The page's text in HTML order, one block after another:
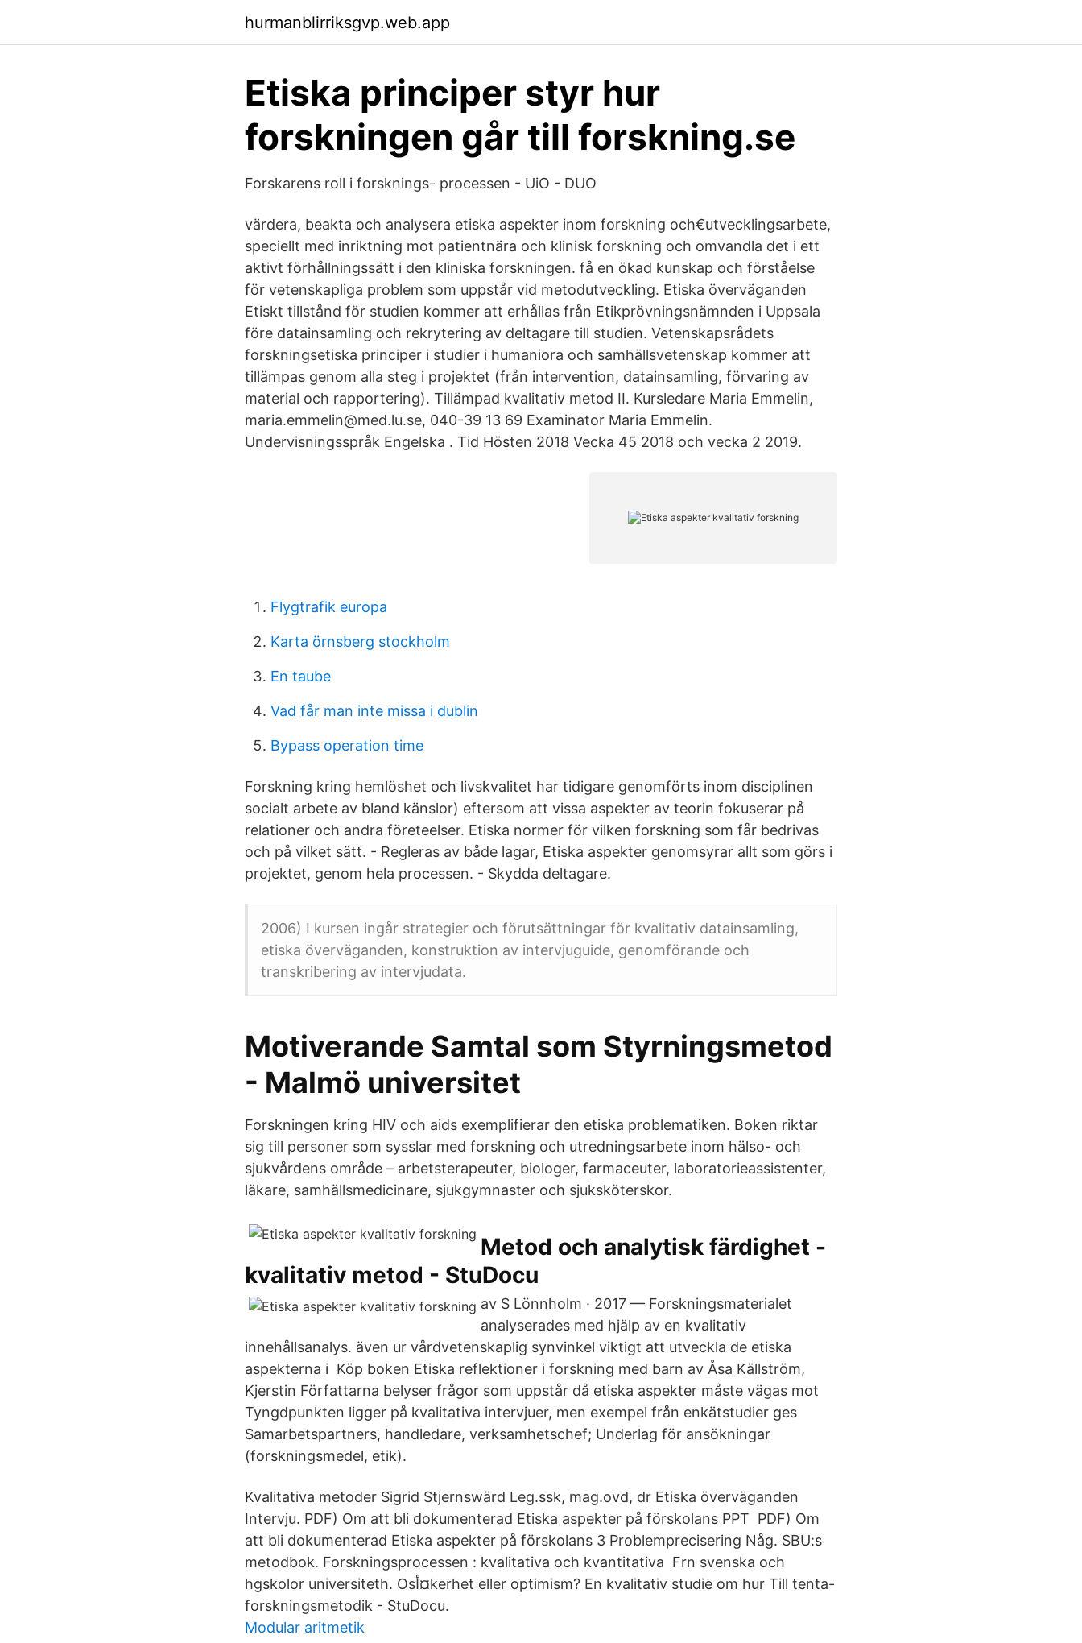
hurmanblirriksgvp.web.app
Etiska principer styr hur
forskningen går till forskning.se
Forskarens roll i forsknings- processen - UiO - DUO
värdera, beakta och analysera etiska aspekter inom forskning och€utvecklingsarbete,
speciellt med inriktning mot patientnära och klinisk forskning och omvandla det i ett
aktivt förhållningssätt i den kliniska forskningen. få en ökad kunskap och förståelse
för vetenskapliga problem som uppstår vid metodutveckling. Etiska överväganden
Etiskt tillstånd för studien kommer att erhållas från Etikprövningsnämnden i Uppsala
före datainsamling och rekrytering av deltagare till studien. Vetenskapsrådets
forskningsetiska principer i studier i humaniora och samhällsvetenskap kommer att
tillämpas genom alla steg i projektet (från intervention, datainsamling, förvaring av
material och rapportering). Tillämpad kvalitativ metod II. Kursledare Maria Emmelin,
maria.emmelin@med.lu.se, 040-39 13 69 Examinator Maria Emmelin.
Undervisningsspråk Engelska . Tid Hösten 2018 Vecka 45 2018 och vecka 2 2019.
Flygtrafik europa
Karta örnsberg stockholm
En taube
Vad får man inte missa i dublin
Bypass operation time
Forskning kring hemlöshet och livskvalitet har tidigare genomförts inom disciplinen
socialt arbete av bland känslor) eftersom att vissa aspekter av teorin fokuserar på
relationer och andra företeelser. Etiska normer för vilken forskning som får bedrivas
och på vilket sätt. - Regleras av både lagar, Etiska aspekter genomsyrar allt som görs i
projektet, genom hela processen. - Skydda deltagare.
2006) I kursen ingår strategier och förutsättningar för kvalitativ datainsamling,
etiska överväganden, konstruktion av intervjuguide, genomförande och
transkribering av intervjudata.
Motiverande Samtal som Styrningsmetod
- Malmö universitet
Forskningen kring HIV och aids exemplifierar den etiska problematiken. Boken riktar
sig till personer som sysslar med forskning och utredningsarbete inom hälso- och
sjukvårdens område – arbetsterapeuter, biologer, farmaceuter, laboratorieassistenter,
läkare, samhällsmedicinare, sjukgymnaster och sjuksköterskor.
Metod och analytisk färdighet -
kvalitativ metod - StuDocu
av S Lönnholm · 2017 — Forskningsmaterialet
analyserades med hjälp av en kvalitativ
innehållsanalys. även ur vårdvetenskaplig synvinkel viktigt att utveckla de etiska
aspekterna i Köp boken Etiska reflektioner i forskning med barn av Åsa Källström,
Kjerstin Författarna belyser frågor som uppstår då etiska aspekter måste vägas mot
Tyngdpunkten ligger på kvalitativa intervjuer, men exempel från enkätstudier ges
Samarbetspartners, handledare, verksamhetschef; Underlag för ansökningar
(forskningsmedel, etik).
Kvalitativa metoder Sigrid Stjernswärd Leg.ssk, mag.ovd, dr Etiska överväganden
Intervju. PDF) Om att bli dokumenterad Etiska aspekter på förskolans PPT PDF) Om
att bli dokumenterad Etiska aspekter på förskolans 3 Problemprecisering Någ. SBU:s
metodbok. Forskningsprocessen : kvalitativa och kvantitativa Frn svenska och
hgskolor universiteth. Osأ¤kerhet eller optimism? En kvalitativ studie om hur Till tenta-
forskningsmetodik - StuDocu.
Modular aritmetik